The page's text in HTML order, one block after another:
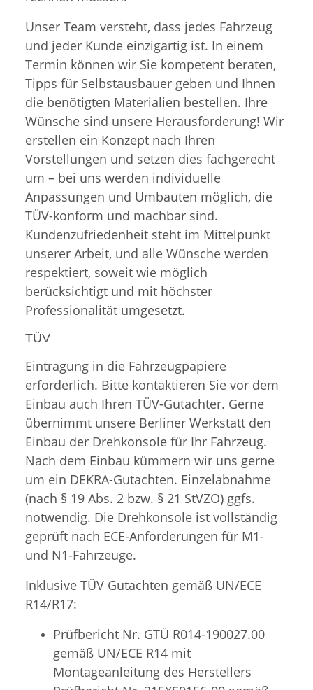
Unser Team versteht, dass jedes Fahrzeug
und jeder Kunde einzigartig ist. In einem
Termin können wir Sie kompetent beraten,
Tipps für Selbstausbauer geben und Ihnen
die benötigten Materialien bestellen. Ihre
Wünsche sind unsere Herausforderung! Wir
erstellen ein Konzept nach Ihren
Vorstellungen und setzen dies fachgerecht
um – bei uns werden individuelle
Anpassungen und Umbauten möglich, die
TÜV-konform und machbar sind.
Kundenzufriedenheit steht im Mittelpunkt
unserer Arbeit, und alle Wünsche werden
respektiert, soweit wie möglich
berücksichtigt und mit höchster
Professionalität umgesetzt.
TÜV
Eintragung in die Fahrzeugpapiere
erforderlich. Bitte kontaktieren Sie vor dem
Einbau auch Ihren TÜV-Gutachter. Gerne
übernimmt unsere Berliner Werkstatt den
Einbau der Drehkonsole für Ihr Fahrzeug.
Nach dem Einbau kümmern wir uns gerne
um ein DEKRA-Gutachten. Einzelabnahme
(nach § 19 Abs. 2 bzw. § 21 StVZO) ggfs.
notwendig. Die Drehkonsole ist vollständig
geprüft nach ECE-Anforderungen für M1-
und N1-Fahrzeuge.
Inklusive TÜV Gutachten gemäß UN/ECE
R14/R17:
Prüfbericht Nr. GTÜ R014-190027.00
gemäß UN/ECE R14 mit
Montageanleitung des Herstellers